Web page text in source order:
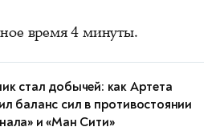
время 4 минуты.
стал добычей: как Артета
баланс сил в противостоянии
и «Ман Сити»